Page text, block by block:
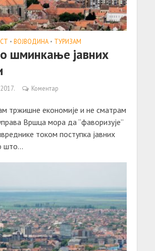
• ВОЈВОДИНА • ТУРИЗАМ
шминкање јавних
Коментар
тржишне економије и не сматрам
Вршца мора да “фаворизује”
током поступка јавних
што...